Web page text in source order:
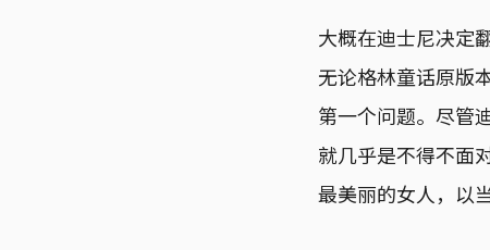
大概在迪士尼决定
无论格林童话原版
第一个问题。尽管
就几乎是不得不面
最美丽的女人，以